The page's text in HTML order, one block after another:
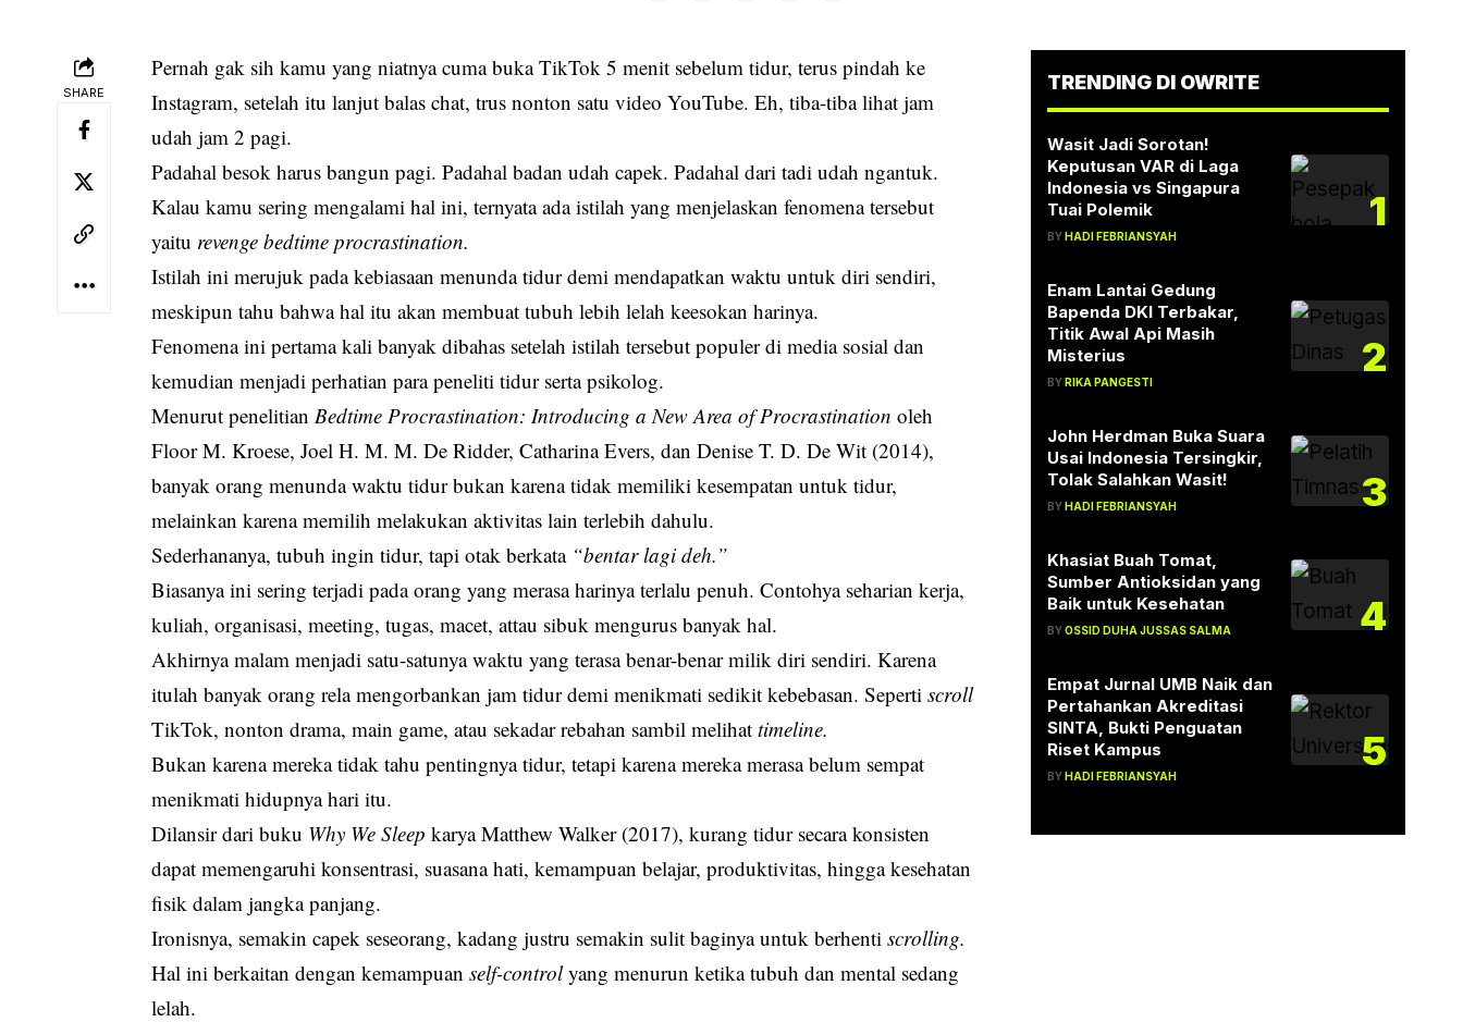
SHARE
Pernah gak sih kamu yang niatnya cuma buka TikTok 5 menit sebelum tidur, terus pindah ke
Instagram, setelah itu lanjut balas chat, trus nonton satu video YouTube. Eh, tiba-tiba lihat jam
udah jam 2 pagi.
Padahal besok harus bangun pagi. Padahal badan udah capek. Padahal dari tadi udah ngantuk.
Kalau kamu sering mengalami hal ini, ternyata ada istilah yang menjelaskan fenomena tersebut
yaitu revenge bedtime procrastination.
Istilah ini merujuk pada kebiasaan menunda tidur demi mendapatkan waktu untuk diri sendiri,
meskipun tahu bahwa hal itu akan membuat tubuh lebih lelah keesokan harinya.
Fenomena ini pertama kali banyak dibahas setelah istilah tersebut populer di media sosial dan
kemudian menjadi perhatian para peneliti tidur serta psikolog.
Menurut penelitian Bedtime Procrastination: Introducing a New Area of Procrastination oleh
Floor M. Kroese, Joel H. M. M. De Ridder, Catharina Evers, dan Denise T. D. De Wit (2014),
banyak orang menunda waktu tidur bukan karena tidak memiliki kesempatan untuk tidur,
melainkan karena memilih melakukan aktivitas lain terlebih dahulu.
Sederhananya, tubuh ingin tidur, tapi otak berkata “bentar lagi deh.”
Biasanya ini sering terjadi pada orang yang merasa harinya terlalu penuh. Contohya seharian kerja,
kuliah, organisasi, meeting, tugas, macet, attau sibuk mengurus banyak hal.
Akhirnya malam menjadi satu-satunya waktu yang terasa benar-benar milik diri sendiri. Karena
itulah banyak orang rela mengorbankan jam tidur demi menikmati sedikit kebebasan. Sepertiscroll
TikTok, nonton drama, main game, atau sekadar rebahan sambil melihat timeline.
Bukan karena mereka tidak tahu pentingnya tidur, tetapi karena mereka merasa belum sempat
menikmati hidupnya hari itu.
Dilansir dari buku Why We Sleep karya Matthew Walker (2017), kurang tidur secara konsisten
dapat memengaruhi konsentrasi, suasana hati, kemampuan belajar, produktivitas, hingga kesehatan
fisik dalam jangka panjang.
Ironisnya, semakin capek seseorang, kadang justru semakin sulit baginya untuk berhenti scrolling.
Hal ini berkaitan dengan kemampuan self-controlyang menurun ketika tubuh dan mental sedang
lelah.
TRENDING DI OWRITE
Wasit Jadi Sorotan!
Keputusan VAR di Laga
Indonesia vs Singapura
Tuai Polemik
BYHADI FEBRIANSYAH
1
Enam Lantai Gedung
Bapenda DKI Terbakar,
Titik Awal Api Masih
Misterius
BYRIKA PANGESTI
2
John Herdman Buka Suara
Usai Indonesia Tersingkir,
Tolak Salahkan Wasit!
BYHADI FEBRIANSYAH 3
Khasiat Buah Tomat,
Sumber Antioksidan yang
Baik untuk Kesehatan
BYOSSID DUHA JUSSAS SALMA 4
Empat Jurnal UMB Naik dan
Pertahankan Akreditasi
SINTA, Bukti Penguatan
Riset Kampus
BYHADI FEBRIANSYAH
5